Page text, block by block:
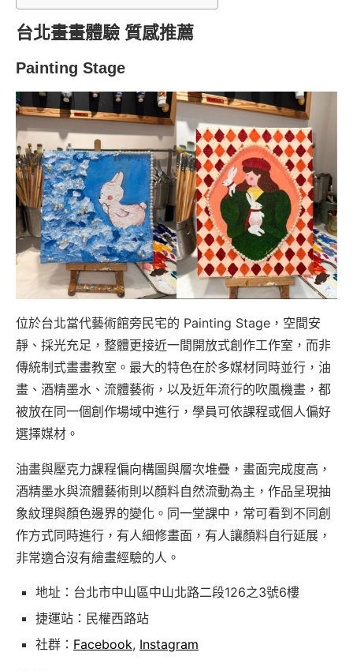
台北畫畫體驗 質感推薦
Painting Stage
位於台北當代藝術館旁民宅的 Painting Stage，空間安
靜、採光充足，整體更接近一間開放式創作工作室，而非
傳統制式畫畫教室。最大的特色在於多媒材同時並行，油
畫、酒精墨水、流體藝術，以及近年流行的吹風機畫，都
被放在同一個創作場域中進行，學員可依課程或個人偏好
選擇媒材。
油畫與壓克力課程偏向構圖與層次堆疊，畫面完成度高，
酒精墨水與流體藝術則以顏料自然流動為主，作品呈現抽
象紋理與顏色邊界的變化。同一堂課中，常可看到不同創
作方式同時進行，有人細修畫面，有人讓顏料自行延展，
非常適合沒有繪畫經驗的人。
地址：台北市中山區中山北路二段126之3號6樓
捷運站：民權西路站
社群： Facebook, Instagram